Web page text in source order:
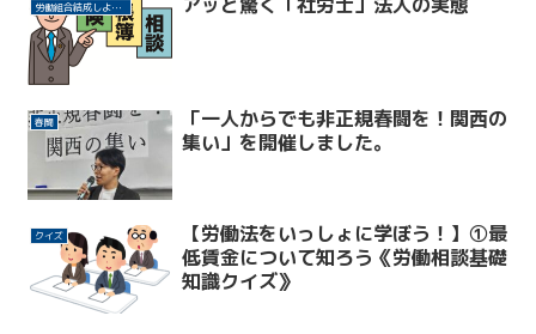
労働組合結成しよう！
春闘
「一人からでも非正規春闘を！関西の
集い」を開催しました。
クイズ
【労働法をいっしょに学ぼう！】①最
低賃金について知ろう《労働相談基礎
知識クイズ》